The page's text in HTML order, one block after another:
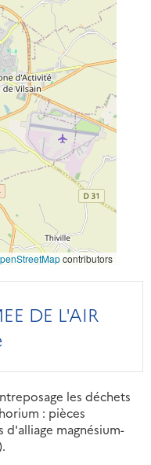
contributors
DE L'AIR
les déchets
: pièces
magnésium-